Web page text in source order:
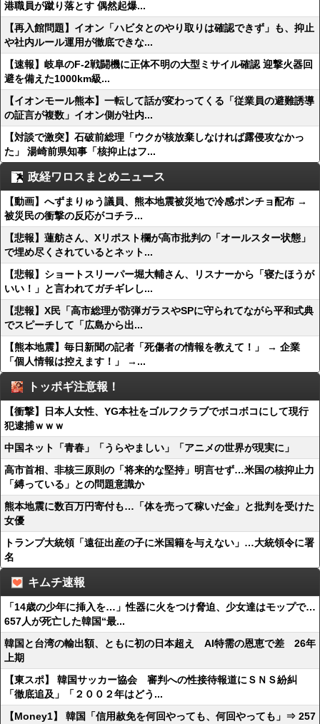
港職員が蹴り落とす 偶然起爆...
【再入館問題】イオン「ハビタとのやり取りは確認できず」も、抑止
や社内ルール運用が徹底できな...
【速報】岐阜のF-2戦闘機に正体不明の大型ミサイル確認 迎撃火器回
避を備えた1000km級...
【イオンモール熊本】一転して話が変わってくる「従業員の避難誘導
の証言が複数」イオン側が社内...
【対談で激突】石破前総理「ウクが核放棄しなければ露侵攻なかっ
た」 湯崎前県知事「核抑止はフ...
政経ワロスまとめニュース
【動画】へずまりゅう議員、熊本地震被災地で冷感ポンチョ配布 →
被災民の衝撃の反応がコチラ...
【悲報】蓮舫さん、Xリポスト欄が高市批判の「オールスター状態」
で埋め尽くされているとネット...
【悲報】ショートスリーパー堀大輔さん、リスナーから「寝たほうが
いい！」と言われてガチギレし...
【悲報】X民「高市総理が防弾ガラスやSPに守られてながら平和式典
でスピーチして「広島から出...
【熊本地震】毎日新聞の記者「死傷者の情報を教えて！」 → 企業
「個人情報は控えます！」 →...
トッポギ注意報！
【衝撃】日本人女性、YG本社をゴルフクラブでボコボコにして現行
犯逮捕ｗｗｗ
中国ネット「青春」「うらやましい」「アニメの世界が現実に」
高市首相、非核三原則の「将来的な堅持」明言せず…米国の核抑止力
「縛っている」との問題意識か
熊本地震に数百万円寄付も…「体を売って稼いだ金」と批判を受けた
女優
トランプ大統領「遠征出産の子に米国籍を与えない」…大統領令に署
名
キムチ速報
「14歳の少年に挿入を…」性器に火をつけ脅迫、少女達はモップで…
657人が死亡した韓国“最...
韓国と台湾の輸出額、ともに初の日本超え AI特需の恩恵で差 26年
上期
【東スポ】 韓国サッカー協会 審判への性接待報道にＳＮＳ紛糾
「徹底追及」「２００２年はどう...
【Money1】 韓国「信用赦免を何回やっても、何回やっても」⇒ 257